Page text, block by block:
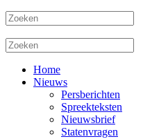
Home
Nieuws
Persberichten
Spreekteksten
Nieuwsbrief
Statenvragen